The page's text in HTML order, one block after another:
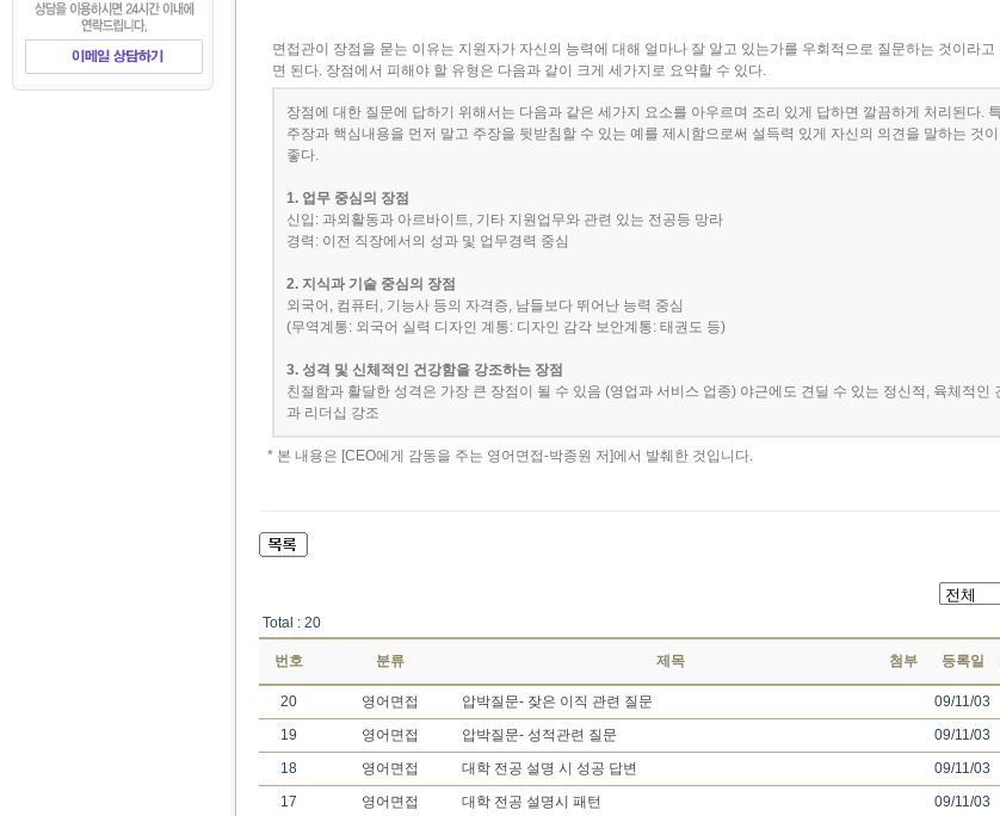
면접관이 장점을 묻는 이유는 지원자가 자신의 능력에 대해 얼마나 잘 알고 있는가를 우회적으로 질문하는 것이라고
면 된다. 장점에서 피해야 할 유형은 다음과 같이 크게 세가지로 요약할 수 있다.
장점에 대한 질문에 답하기 위해서는 다음과 같은 세가지 요소를 아우르며 조리 있게 답하면 깔끔하게 처리된다.
주장과 핵심내용을 먼저 말고 주장을 뒷받침할 수 있는 예를 제시함으로써 설득력 있게 자신의 의견을 말하는 것
좋다.
1. 업무 중심의 장점
신입: 과외활동과 아르바이트, 기타 지원업무와 관련 있는 전공등 망라
경력: 이전 직장에서의 성과 및 업무경력 중심
2. 지식과 기술 중심의 장점
외국어, 컴퓨터, 기능사 등의 자격증, 남들보다 뛰어난 능력 중심
(무역계통: 외국어 실력 디자인 계통: 디자인 감각 보안계통: 태권도 등)
3. 성격 및 신체적인 건강함을 강조하는 장점
친절함과 활달한 성격은 가장 큰 장점이 될 수 있음 (영업과 서비스 업종) 야근에도 견딜 수 있는 정신적, 육체적인
과 리더십 강조
* 본 내용은 [CEO에게 감동을 주는 영어면접-박종원 저]에서 발췌한 것입니다.
Total : 20
번호 분류 제목 첨부 등록일
20 영어면접 압박질문- 잦은 이직 관련 질문 09/11/03
19
영어면접 압박질문- 성적관련 질문 09/11/03
18
영어면접 대학 전공 설명 시 성공 답변 09/11/03
17
영어면접 대학 전공 설명시 패턴 09/11/03